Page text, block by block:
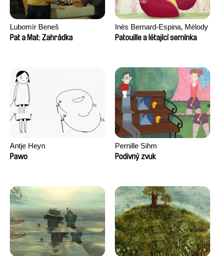
Lubomír Beneš
Pat a Mat: Zahrádka
Inès Bernard-Espina, Mélody
Boulissière, Clémentine
Patouille a létající semínka
Antje Heyn
Pawo
Pernille Sihm
Podivný zvuk